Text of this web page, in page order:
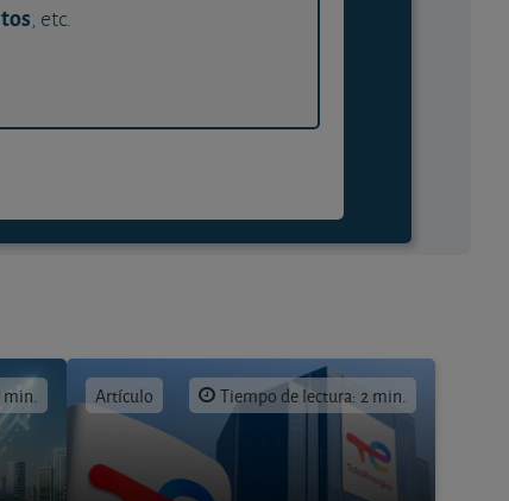
, etc.
min. Artículo Tiempo de lectura: 2 min.